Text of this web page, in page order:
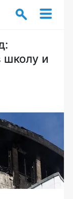
школу и